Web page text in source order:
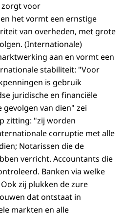
zorgt voor
het vormt een ernstige
van overheden, met grote
(Internationale)
aan en vormt een
stabiliteit: "Voor
is gebruik
juridische en financiële
van dien" zei
zitting: "zij worden
corruptie met alle
Notarissen die de
verricht. Accountants die
Banken via welke
zij plukken de zure
dat ontstaat in
markten en alle